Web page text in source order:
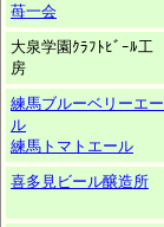
苺一会
大泉学園ｸﾗﾌﾄﾋﾞｰﾙ工
房
練馬ブルーベリーエー
ル
練馬トマトエール
喜多見ビール醸造所